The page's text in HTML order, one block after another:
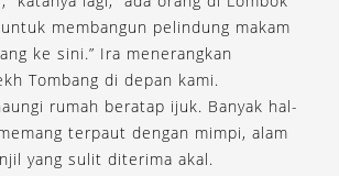
membangun pelindung makam
ke sini.” Ira menerangkan
Tombang di depan kami.
rumah beratap ijuk. Banyak hal-
terpaut dengan mimpi, alam
yang sulit diterima akal.